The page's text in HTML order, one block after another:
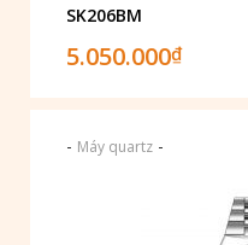
SK206BM
5.050.000₫
- Máy quartz -